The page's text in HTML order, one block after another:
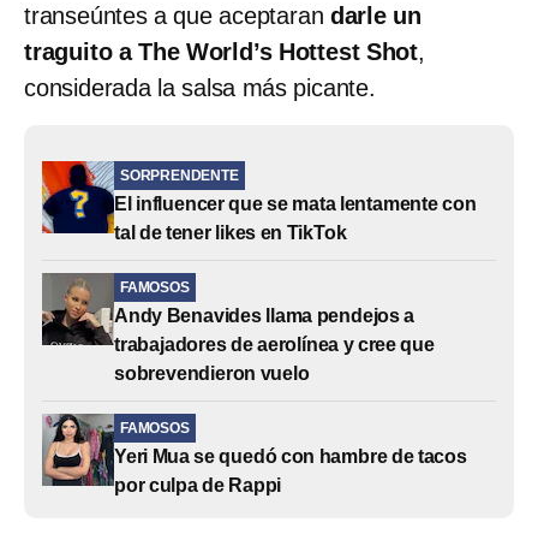
transeúntes a que aceptaran darle un
traguito a The World’s Hottest Shot,
considerada la salsa más picante.
SORPRENDENTE
El influencer que se mata lentamente con
tal de tener likes en TikTok
FAMOSOS
Andy Benavides llama pendejos a
trabajadores de aerolínea y cree que
sobrevendieron vuelo
FAMOSOS
Yeri Mua se quedó con hambre de tacos
por culpa de Rappi